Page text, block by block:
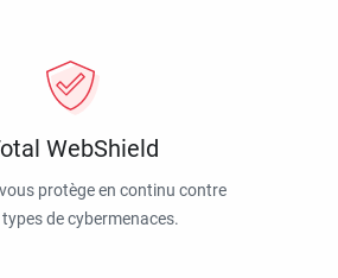
WebShield
protège en continu contre
de cybermenaces.